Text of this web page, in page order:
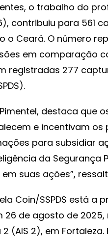
o trabalho do
contribuiu para 561
o Ceará. O número
em comparação
registradas 277
destaca que
e incentivam os
para subsidiar
da Segurança
suas ações”,
Coin/SSPDS está a
26 de agosto de
(AIS 2), em